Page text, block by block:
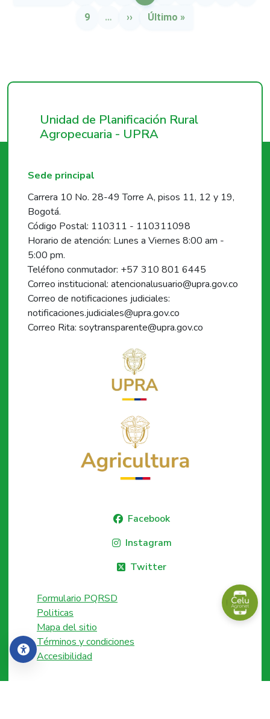
Accesibilidad
Página
9 … Siguiente página
›› Última página
Último »
Unidad de Planificación Rural
Agropecuaria - UPRA
Sede principal
Carrera 10 No. 28-49 Torre A, pisos 11, 12 y 19,
Bogotá.
Código Postal: 110311 - 110311098
Horario de atención: Lunes a Viernes 8:00 am -
5:00 pm.
Teléfono conmutador: +57 310 801 6445
Correo institucional: atencionalusuario@upra.gov.co
Correo de notificaciones judiciales:
notificaciones.judiciales@upra.gov.co
Correo Rita: soytransparente@upra.gov.co
Facebook
Instagram
Twitter
Formulario PQRSD
Politicas
Mapa del sitio
Términos y condiciones
Accesibilidad